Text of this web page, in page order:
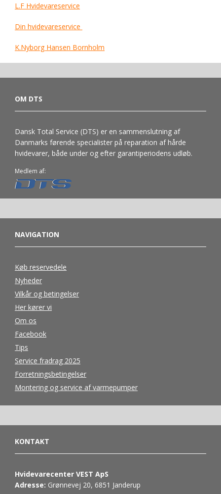
L.F Hvidevareservice
Din hvidevareservice
K.Nyborg Hansen Bornholm
OM DTS
Dansk Total Service (DTS) er en sammenslutning af
Danmarks førende specialister på reparation af hårde
hvidevarer, både under og efter garantiperiodens udløb.
Medlem af:
NAVIGATION
Køb reservedele
Nyheder
Vilkår og betingelser
Her kører vi
Om os
Facebook
Tips
Service fradrag 2025
Forretningsbetingelser
Montering og service af varmepumper
KONTAKT
Hvidevarecenter VEST ApS
Adresse: Grønnevej 20, 6851 Janderup